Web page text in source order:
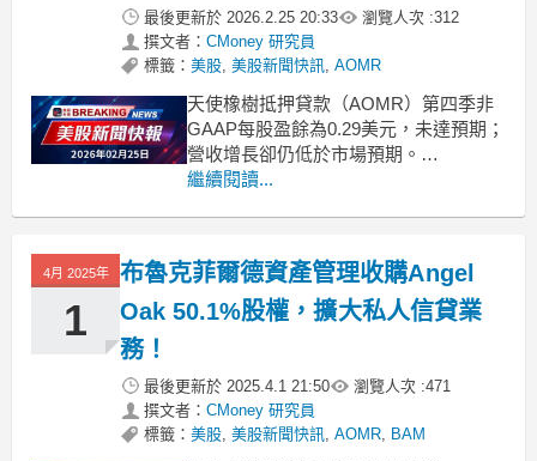
最後更新於 2026.2.25 20:33 瀏覽人次 :312
撰文者： CMoney 研究員
標籤： 美股, 美股新聞快訊, AOMR
天使橡樹抵押貸款（AOMR）第四季非
GAAP每股盈餘為0.29美元，未達預期；
營收增長卻仍低於市場預期。
.badgeprice-container {
gap: 1rem !important;
繼續閱讀...
4月 2025年
1
布魯克菲爾德資產管理收購Angel
Oak 50.1%股權，擴大私人信貸業
務！
最後更新於 2025.4.1 21:50 瀏覽人次 :471
撰文者： CMoney 研究員
標籤： 美股, 美股新聞快訊, AOMR, BAM